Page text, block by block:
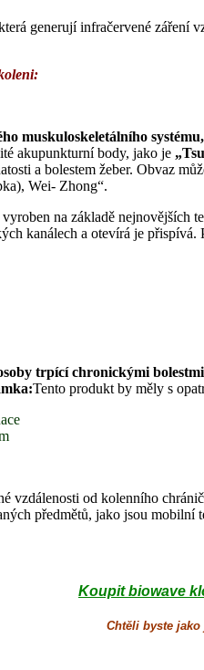
generují infračervené záření
muskuloskeletálního systému,
akupunkturní body, jako je
a bolestem žeber. Obvaz
Wei- Zhong“.
na základě nejnovějších
kanálech a otevírá je
trpící chronickými
Tento produkt by měly s
vzdálenosti od kolenního
předmětů, jako jsou mobilní
Koupit biowave
Chtěli byste